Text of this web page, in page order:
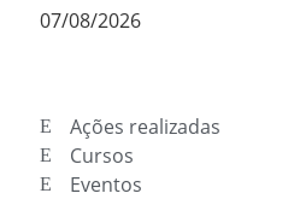
07/08/2026
Ações realizadas
Cursos
Eventos